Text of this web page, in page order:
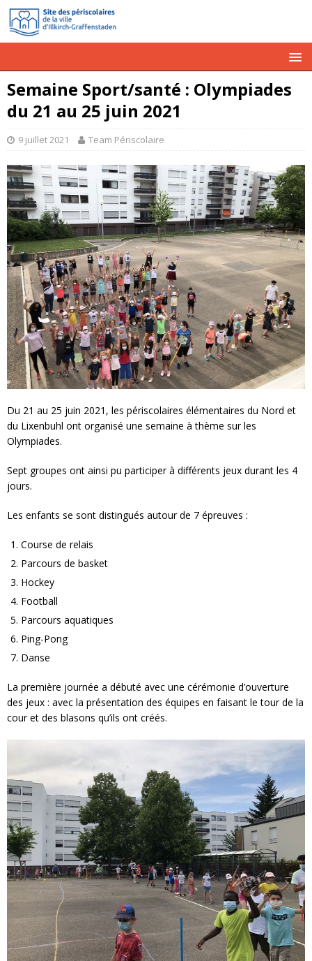
Semaine Sport/santé : Olympiades
du 21 au 25 juin 2021
9 juillet 2021 Team Périscolaire
Du 21 au 25 juin 2021, les périscolaires élémentaires du Nord et
du Lixenbuhl ont organisé une semaine à thème sur les
Olympiades.
Sept groupes ont ainsi pu participer à différents jeux durant les 4
jours.
Les enfants se sont distingués autour de 7 épreuves :
Course de relais
Parcours de basket
Hockey
Football
Parcours aquatiques
Ping-Pong
Danse
La première journée a débuté avec une cérémonie d’ouverture
des jeux : avec la présentation des équipes en faisant le tour de la
cour et des blasons qu’ils ont créés.